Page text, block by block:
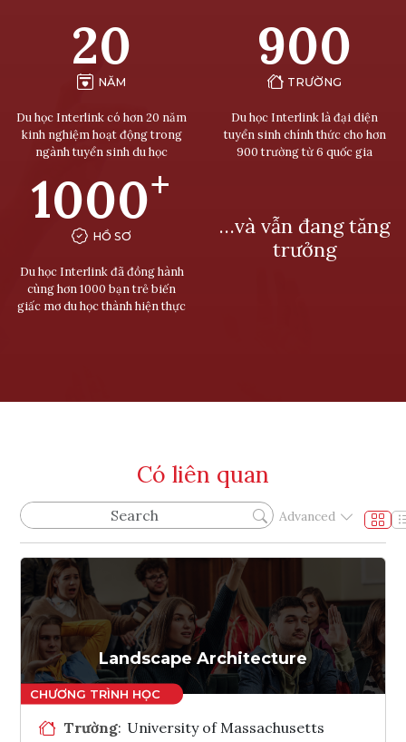
20
NĂM
Du học Interlink có hơn 20 năm
kinh nghiệm hoạt động trong
ngành tuyển sinh du học
900
TRƯỜNG
Du học Interlink là đại diện
tuyển sinh chính thức cho hơn
900 trường từ 6 quốc gia
1000+
HỒ SƠ
Du học Interlink đã đồng hành
cùng hơn 1000 bạn trẻ biến
giấc mơ du học thành hiện thực
…và vẫn đang tăng
trưởng
Có liên quan
Advanced
Landscape Architecture
Trường: University of Massachusetts